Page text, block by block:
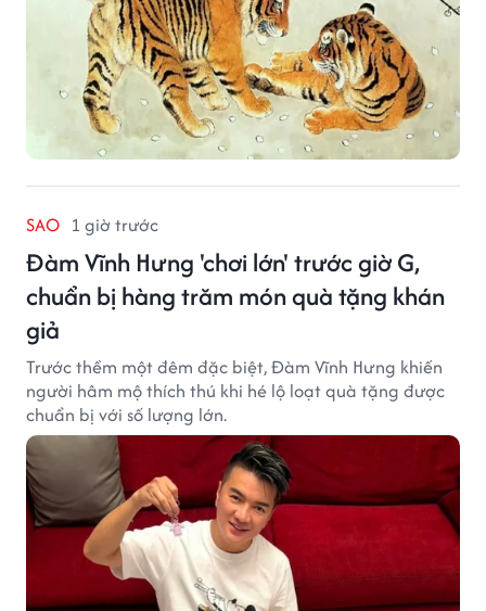
SAO 1 giờ trước
Đàm Vĩnh Hưng 'chơi lớn' trước giờ G,
chuẩn bị hàng trăm món quà tặng khán
giả
Trước thềm một đêm đặc biệt, Đàm Vĩnh Hưng khiến
người hâm mộ thích thú khi hé lộ loạt quà tặng được
chuẩn bị với số lượng lớn.